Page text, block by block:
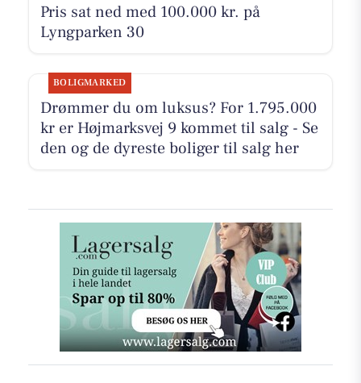
Pris sat ned med 100.000 kr. på
Lyngparken 30
BOLIGMARKED
Drømmer du om luksus? For 1.795.000
kr er Højmarksvej 9 kommet til salg - Se
den og de dyreste boliger til salg her